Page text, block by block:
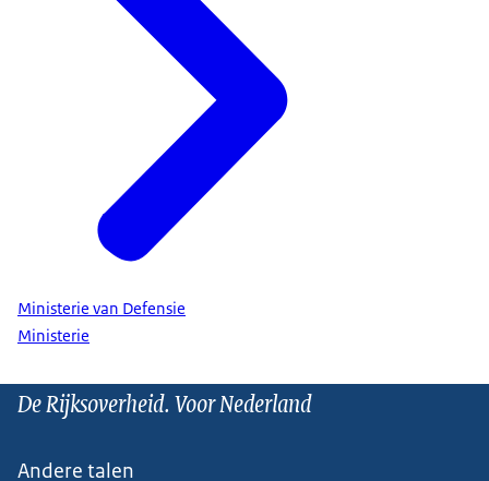
Ministerie van Defensie
Ministerie
De Rijksoverheid. Voor Nederland
Andere talen